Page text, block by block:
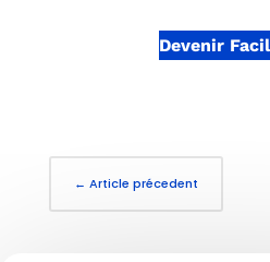
Devenir
← Article précedent